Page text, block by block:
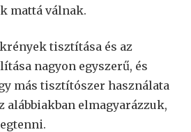
mattá válnak.
tisztítása és az
nagyon egyszerű, és
más tisztítószer használata
alábbiakban elmagyarázzuk,